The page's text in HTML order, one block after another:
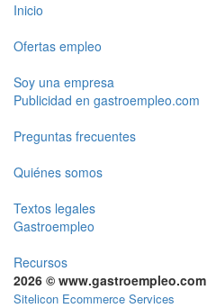
Inicio
Ofertas empleo
Soy una empresa
Publicidad en gastroempleo.com
Preguntas frecuentes
Quiénes somos
Textos legales
Gastroempleo
Recursos
2026 © www.gastroempleo.com
Sitelicon Ecommerce Services